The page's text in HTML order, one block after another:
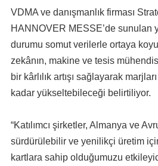
VDMA ve danışmanlık firması
HANNOVER MESSE’de sunulan
durumu somut verilerle ortaya
zekânın, makine ve tesis
bir kârlılık artışı sağlayarak
kadar yükseltebileceği belirtiliyor.
“Katılımcı şirketler, Almanya ve
sürdürülebilir ve yenilikçi üretim
kartlara sahip olduğumuzu